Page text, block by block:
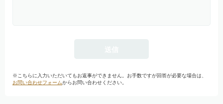
※こちらに入力いただいてもお返事ができません。お手数ですが回答が必要な場合は、
お問い合わせフォームからお問い合わせください。